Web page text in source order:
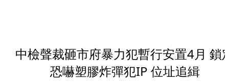
中檢聲裁砸市府暴力犯暫行安置4月 鎖
恐嚇塑膠炸彈犯IP 位址追緝